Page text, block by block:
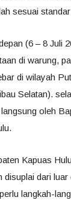
sesuai
(6 – 8 Juli
di warung,
di wilayah
Selatan).
oleh
Kapuas
disuplai dari
langkah-